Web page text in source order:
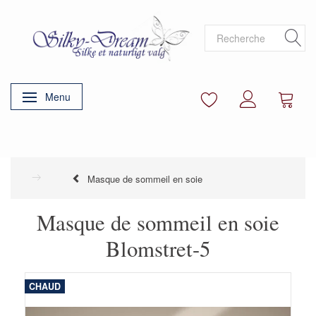
Basculer la navigation
Menu
Masque de sommeil en soie
Masque de sommeil en soie
Blomstret-5
CHAUD